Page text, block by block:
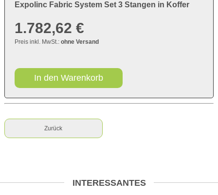
Expolinc Fabric System Set 3 Stangen in Koffer
1.782,62 €
Preis inkl. MwSt.: ohne Versand
In den Warenkorb
Zurück
INTERESSANTES